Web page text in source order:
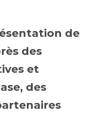
de
des
et
des